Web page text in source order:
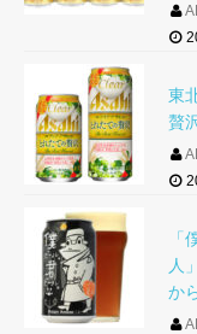
東
贅
人
か